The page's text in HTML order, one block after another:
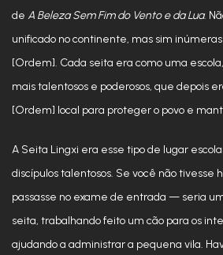
de A Beleza Sem Fim do Vento e da Lua.
unificado no continente, mas sim
[Ordem]. Cada seita era como uma
mais talentosos e poderosos, que depois
[Ordem] local para proteger o povo e
A Seita Lingxi era esse tipo de lugar
discípulos talentosos. Se você não tivesse
passasse no exame de entrada — seria
seita, trabalhando feito um cão para os
ajudando a administrar a pequena vila.